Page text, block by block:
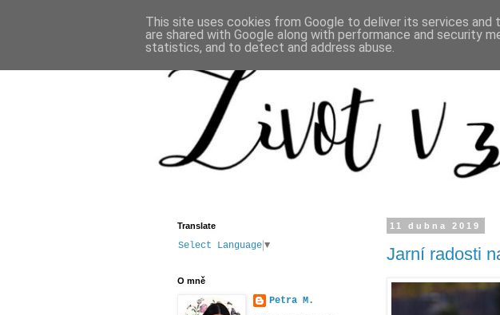
11 dubna 2019
Jarní radosti
Translate
Select Language ▼
O mně
Petra M.
This site uses cookies from Google to deliver its services and
are shared with Google along with performance and security
statistics, and to detect and address abuse.